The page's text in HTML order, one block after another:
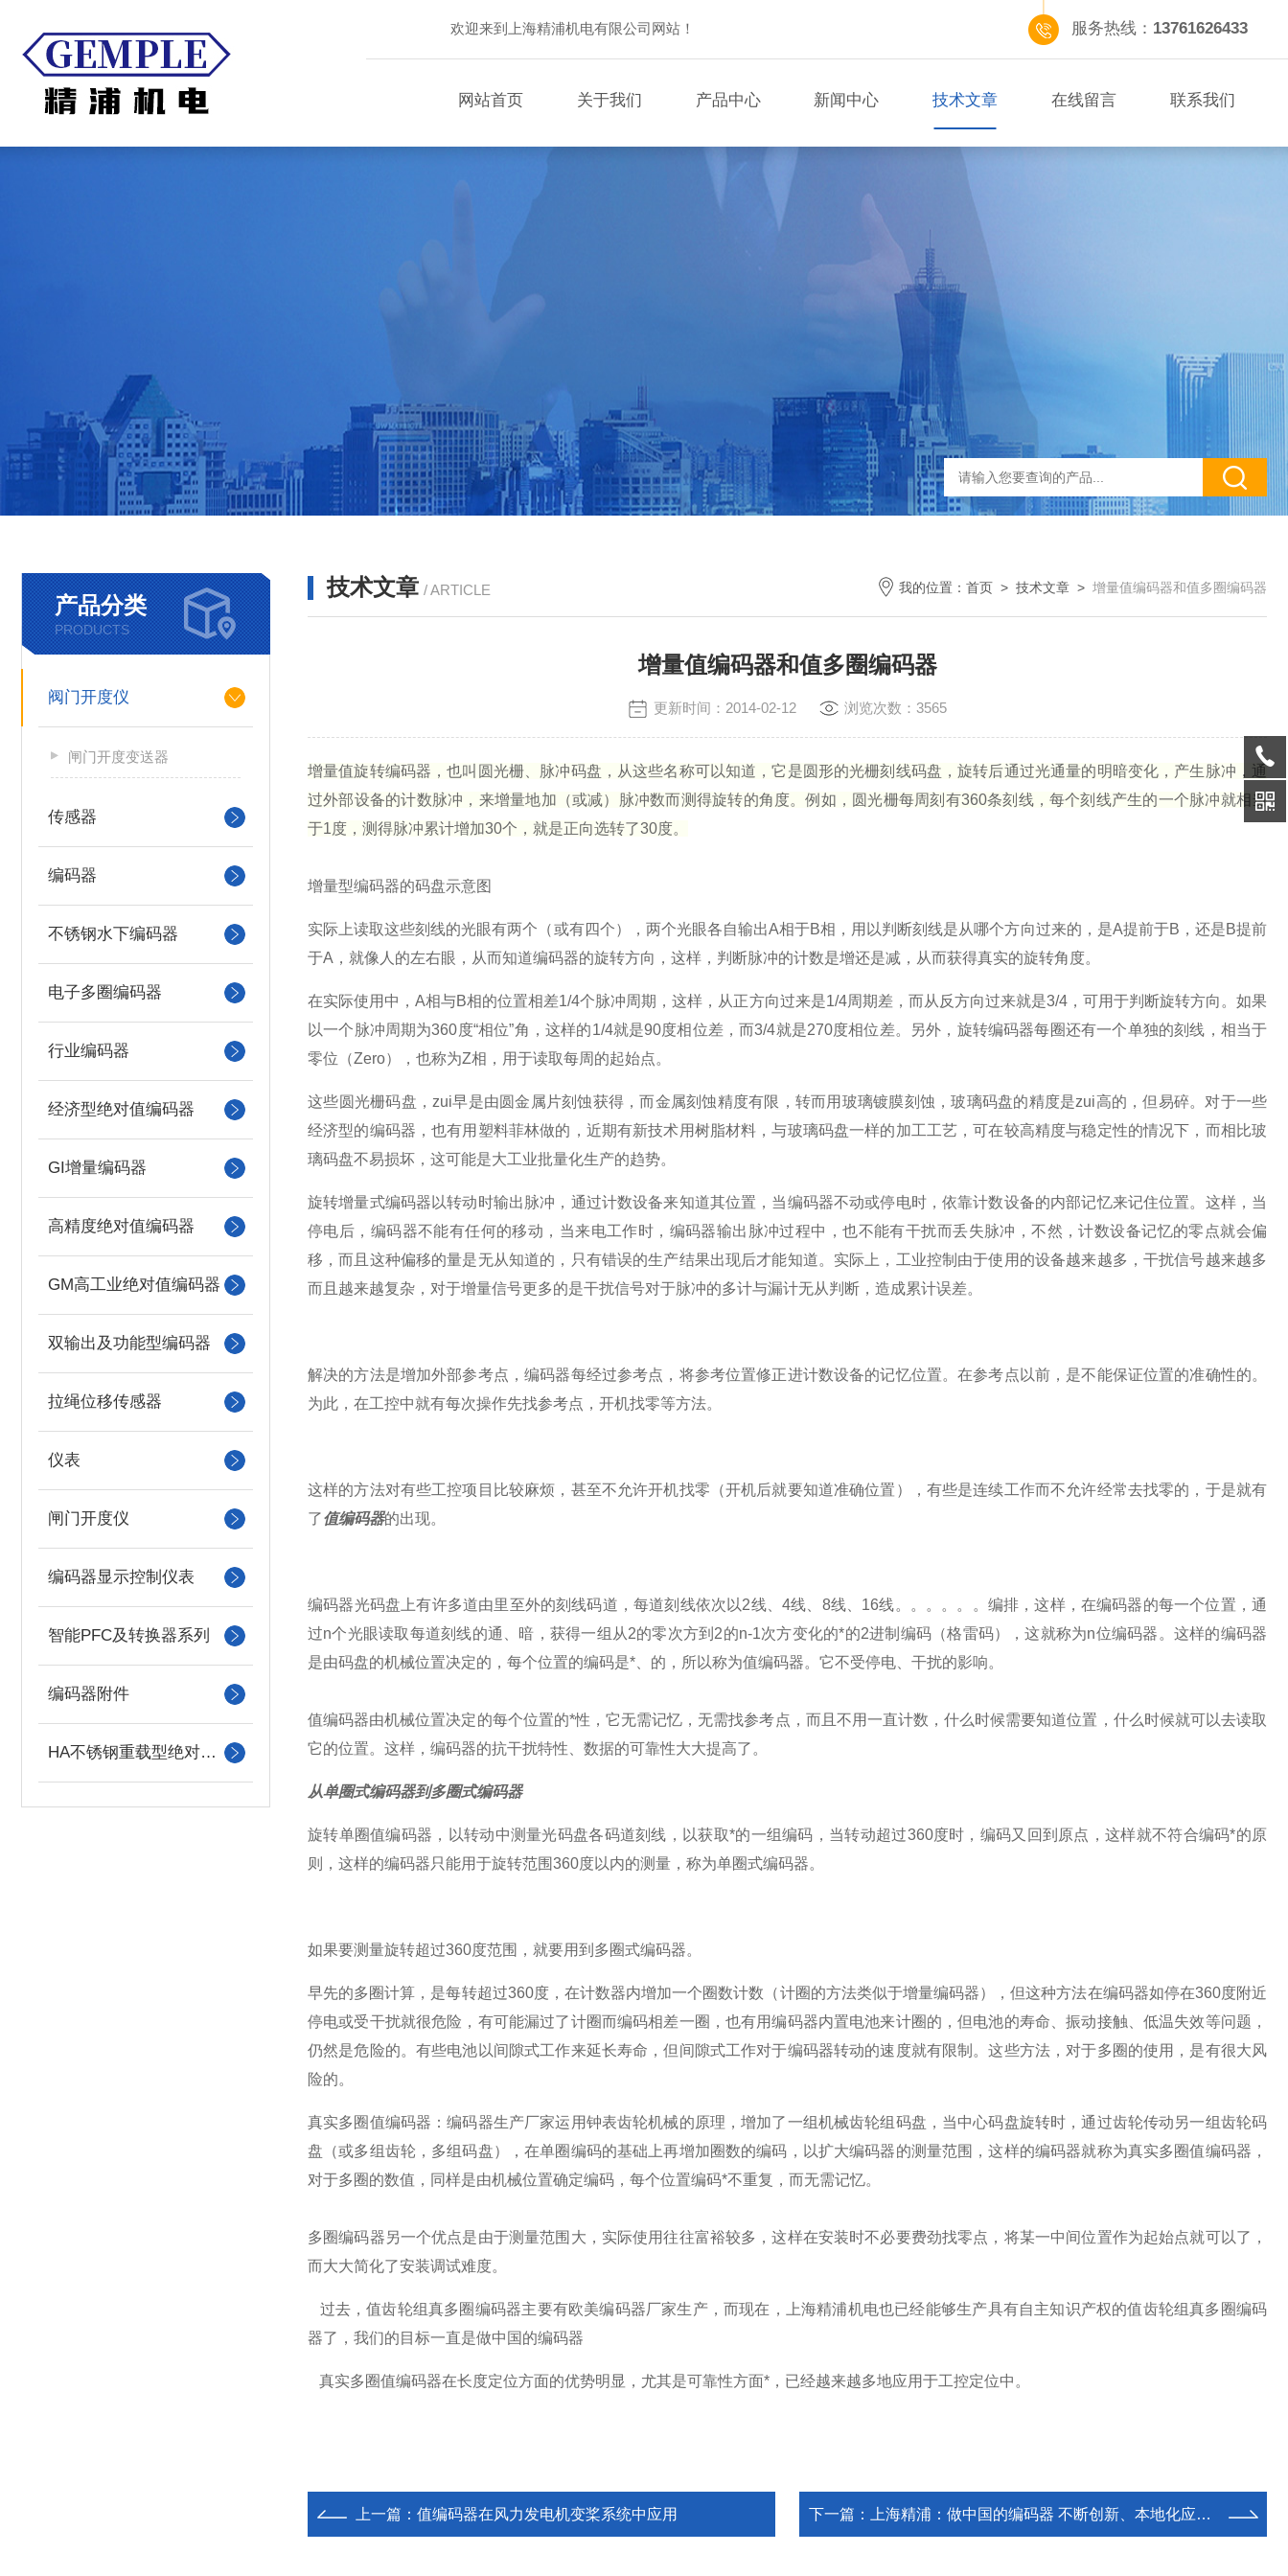
欢迎来到上海精浦机电有限公司网站！ 服务热线： 13761626433
网站首页 关于我们 产品中心 新闻中心 技术文章 在线留言 联系我们
产品分类
PRODUCTS
阀门开度仪
闸门开度变送器
传感器
编码器
不锈钢水下编码器
电子多圈编码器
行业编码器
经济型绝对值编码器
GI增量编码器
高精度绝对值编码器
GM高工业绝对值编码器
双输出及功能型编码器
拉绳位移传感器
仪表
闸门开度仪
编码器显示控制仪表
智能PFC及转换器系列
编码器附件
HA不锈钢重载型绝对值编码器
技术文章 / ARTICLE 我的位置： 首页 > 技术文章 > 增量值编码器和值多圈编码器
增量值编码器和值多圈编码器
更新时间：2014-02-12 浏览次数：3565
增量值旋转编码器，也叫圆光栅、脉冲码盘，从这些名称可以知道，它是圆形的光栅刻线码盘，旋转后通过光通量的明暗变化，产生脉冲，通
过外部设备的计数脉冲，来增量地加（或减）脉冲数而测得旋转的角度。例如，圆光栅每周刻有360条刻线，每个刻线产生的一个脉冲就相当
于1度，测得脉冲累计增加30个，就是正向选转了30度。
增量型编码器的码盘示意图
实际上读取这些刻线的光眼有两个（或有四个），两个光眼各自输出A相于B相，用以判断刻线是从哪个方向过来的，是A提前于B ，还是B提前
于A ，就像人的左右眼，从而知道编码器的旋转方向，这样，判断脉冲的计数是增还是减，从而获得真实的旋转角度。
在实际使用中，A相与B相的位置相差1/4个脉冲周期，这样，从正方向过来是1/4周期差，而从反方向过来就是3/4，可用于判断旋转方向。如果
以一个脉冲周期为360度“相位”角，这样的1/4就是90度相位差，而3/4就是270度相位差。另外，旋转编码器每圈还有一个单独的刻线，相当于
零位（Zero），也称为Z相，用于读取每周的起始点。
这些圆光栅码盘，zui早是由圆金属片刻蚀获得，而金属刻蚀精度有限，转而用玻璃镀膜刻蚀，玻璃码盘的精度是zui高的，但易碎。对于一些
经济型的编码器，也有用塑料菲林做的，近期有新技术用树脂材料，与玻璃码盘一样的加工工艺，可在较高精度与稳定性的情况下，而相比玻
璃码盘不易损坏，这可能是大工业批量化生产的趋势。
旋转增量式编码器以转动时输出脉冲，通过计数设备来知道其位置，当编码器不动或停电时，依靠计数设备的内部记忆来记住位置。这样，当
停电后，编码器不能有任何的移动，当来电工作时，编码器输出脉冲过程中，也不能有干扰而丢失脉冲，不然，计数设备记忆的零点就会偏
移，而且这种偏移的量是无从知道的，只有错误的生产结果出现后才能知道。实际上，工业控制由于使用的设备越来越多，干扰信号越来越多
而且越来越复杂，对于增量信号更多的是干扰信号对于脉冲的多计与漏计无从判断，造成累计误差。
解决的方法是增加外部参考点，编码器每经过参考点，将参考位置修正进计数设备的记忆位置。在参考点以前，是不能保证位置的准确性的。
为此，在工控中就有每次操作先找参考点，开机找零等方法。
这样的方法对有些工控项目比较麻烦，甚至不允许开机找零（开机后就要知道准确位置），有些是连续工作而不允许经常去找零的，于是就有
了值编码器的出现。
编码器光码盘上有许多道由里至外的刻线码道，每道刻线依次以2线、4线、 8线、 16线。。。。。。编排，这样，在编码器的每一个位置，通
过n个光眼读取每道刻线的通、暗，获得一组从2的零次方到 2的n-1次方变化的*的2进制编码（格雷码），这就称为n位编码器。这样的编码器
是由码盘的机械位置决定的，每个位置的编码是*、的，所以称为值编码器。它不受停电、干扰的影响。
值编码器由机械位置决定的每个位置的*性，它无需记忆，无需找参考点，而且不用一直计数，什么时候需要知道位置，什么时候就可以去读取
它的位置。这样，编码器的抗干扰特性、数据的可靠性大大提高了。
从单圈式编码器到多圈式编码器
旋转单圈值编码器，以转动中测量光码盘各码道刻线，以获取*的一组编码，当转动超过360度时，编码又回到原点，这样就不符合编码*的原
则，这样的编码器只能用于旋转范围360度以内的测量，称为单圈式编码器。
如果要测量旋转超过360度范围，就要用到多圈式编码器。
早先的多圈计算，是每转超过360度，在计数器内增加一个圈数计数（计圈的方法类似于增量编码器），但这种方法在编码器如停在360度附近
停电或受干扰就很危险，有可能漏过了计圈而编码相差一圈，也有用编码器内置电池来计圈的，但电池的寿命、振动接触、低温失效等问题，
仍然是危险的。有些电池以间隙式工作来延长寿命，但间隙式工作对于编码器转动的速度就有限制。这些方法，对于多圈的使用，是有很大风
险的。
真实多圈值编码器：编码器生产厂家运用钟表齿轮机械的原理，增加了一组机械齿轮组码盘，当中心码盘旋转时，通过齿轮传动另一组齿轮码
盘（或多组齿轮，多组码盘），在单圈编码的基础上再增加圈数的编码，以扩大编码器的测量范围，这样的编码器就称为真实多圈值编码器，
对于多圈的数值，同样是由机械位置确定编码，每个位置编码*不重复，而无需记忆。
多圈编码器另一个优点是由于测量范围大，实际使用往往富裕较多，这样在安装时不必要费劲找零点，将某一中间位置作为起始点就可以了，
而大大简化了安装调试难度。
过去，值齿轮组真多圈编码器主要有欧美编码器厂家生产，而现在，上海精浦机电也已经能够生产具有自主知识产权的值齿轮组真多圈编码
器了，我们的目标一直是做中国的编码器
真实多圈值编码器在长度定位方面的优势明显，尤其是可靠性方面*，已经越来越多地应用于工控定位中。
上一篇： 值编码器在风力发电机变桨系统中应用 下一篇： 上海精浦：做中国的编码器 不断创新、本地化应用、客户用得好